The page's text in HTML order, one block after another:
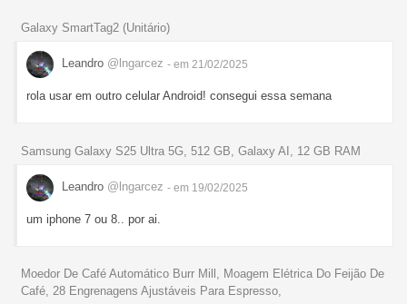
Galaxy SmartTag2 (Unitário)
Leandro @lngarcez - em 21/02/2025
rola usar em outro celular Android! consegui essa semana
Samsung Galaxy S25 Ultra 5G, 512 GB, Galaxy AI, 12 GB RAM
Leandro @lngarcez - em 19/02/2025
um iphone 7 ou 8.. por ai.
Moedor De Café Automático Burr Mill, Moagem Elétrica Do Feijão De
Café, 28 Engrenagens Ajustáveis Para Espresso,